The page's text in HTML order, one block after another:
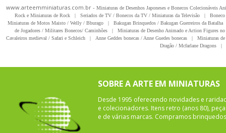
www.arteemminiaturas.com.br - Miniaturas de Desenhos Japoneses e Bonecos Colecionáveis
Rock e Miniaturas de Rock
| Seriados de TV / Bonecos da TV / Miniaturas da Televisão |
Miniaturas de Motos Maisto / Welly / Bburago
| Bakugan Brinquedos / Bakugan Guerreiros da Batalha
de Jogadores / Militares Bonecos/ Caminhões
|
Miniaturas de Desenho Animado e Action Figures
Cavaleiros medieval / Safari e Schleich
| Anne Geddes bonecas / Anne Guedes bonecas |
Miniaturas
Dragão / Mcfarlane Dragons
|
SOBRE A ARTE EM MINIATURAS
Desde 1995 oferecendo novidades e
e colecionadores. Itens retro (anos 80),
e de várias marcas. Compramos